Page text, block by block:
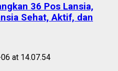
36 Pos Lansia,
Sehat, Aktif, dan